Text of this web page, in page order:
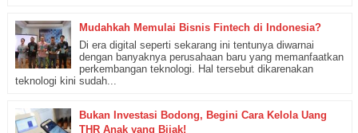
Mudahkah Memulai Bisnis Fintech di Indonesia?
Di era digital seperti sekarang ini tentunya diwarnai
dengan banyaknya perusahaan baru yang memanfaatkan
perkembangan teknologi. Hal tersebut dikarenakan
teknologi kini sudah...
Bukan Investasi Bodong, Begini Cara Kelola Uang
THR Anak yang Bijak!